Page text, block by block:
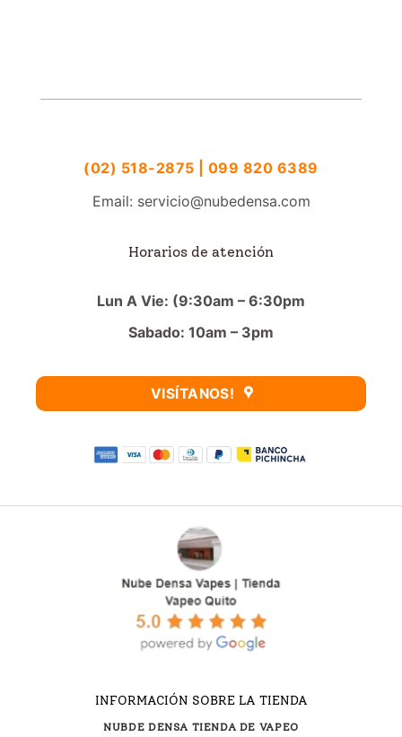
INFORMACIÓN SOBRE LA TIENDA
NUBDE DENSA TIENDA DE VAPEO
(02) 518-2875 | 099 820 6389
Email: servicio@nubedensa.com
Horarios de atención
Lun A Vie: (9:30am – 6:30pm
Sabado: 10am – 3pm
VISÍTANOS!